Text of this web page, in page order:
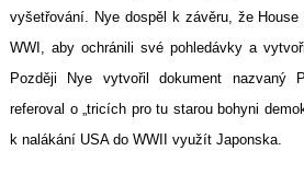
vyšetřování. Nye dospěl k závěru, že
WWI, aby ochránili své pohledávky a
Později Nye vytvořil dokument nazvaný
referoval o „tricích pro tu starou bohyni
k nalákání USA do WWII využít Japonska.